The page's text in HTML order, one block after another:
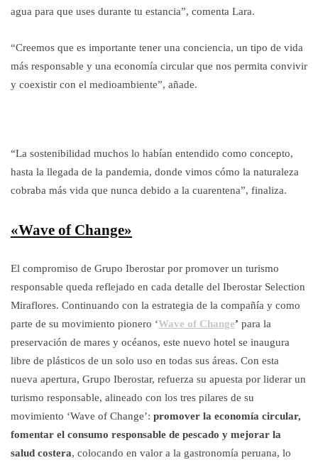
agua para que uses durante tu estancia”, comenta Lara.
“Creemos que es importante tener una conciencia, un tipo de vida
más responsable y una economía circular que nos permita convivir
y coexistir con el medioambiente”, añade.
“La sostenibilidad muchos lo habían entendido como concepto,
hasta la llegada de la pandemia, donde vimos cómo la naturaleza
cobraba más vida que nunca debido a la cuarentena”, finaliza.
«Wave of Change»
El compromiso de Grupo Iberostar por promover un turismo
responsable queda reflejado en cada detalle del Iberostar Selection
Miraflores. Continuando con la estrategia de la compañía y como
parte de su movimiento pionero ‘Wave of Change’ para la
preservación de mares y océanos, este nuevo hotel se inaugura
libre de plásticos de un solo uso en todas sus áreas. Con esta
nueva apertura, Grupo Iberostar, refuerza su apuesta por liderar un
turismo responsable, alineado con los tres pilares de su
movimiento ‘Wave of Change’: promover la economía circular,
fomentar el consumo responsable de pescado y mejorar la
salud costera, colocando en valor a la gastronomía peruana, lo